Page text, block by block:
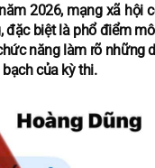
2026, mạng xã hội
đặc biệt là phổ điểm
năng làm rõ những
của kỳ thi.